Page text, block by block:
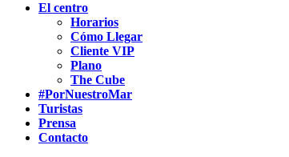
El centro
Horarios
Cómo Llegar
Cliente VIP
Plano
The Cube
#PorNuestroMar
Turistas
Prensa
Contacto